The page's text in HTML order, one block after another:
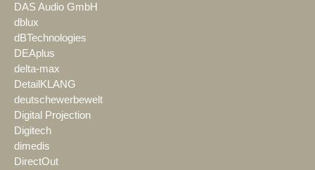
DAS Audio GmbH
dblux
dBTechnologies
DEAplus
delta-max
DetailKLANG
deutschewerbewelt
Digital Projection
Digitech
dimedis
DirectOut